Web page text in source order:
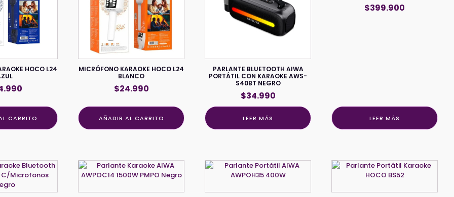
HOCO L24
CARRITO
MICRÓFONO KARAOKE HOCO L24
BLANCO
$24.990
AÑADIR AL CARRITO
PARLANTE BLUETOOTH AIWA
PORTÁTIL CON KARAOKE AWS-
S40BT NEGRO
$34.990
LEER MÁS
$399.900
LEER MÁS